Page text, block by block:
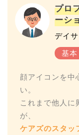
プロ
ーシ
デイ
顔アイコンを中
い。
これまで他人に
ケアズのスタッ